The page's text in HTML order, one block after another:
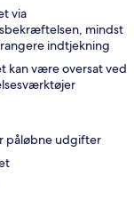
via
mindst
indtjekning
kan være oversat ved
påløbne udgifter